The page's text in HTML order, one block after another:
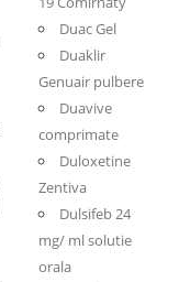
Duac Gel
Duaklir
Genuair pulbere
Duavive
comprimate
Duloxetine
Zentiva
Dulsifeb 24
mg/ ml solutie
orala